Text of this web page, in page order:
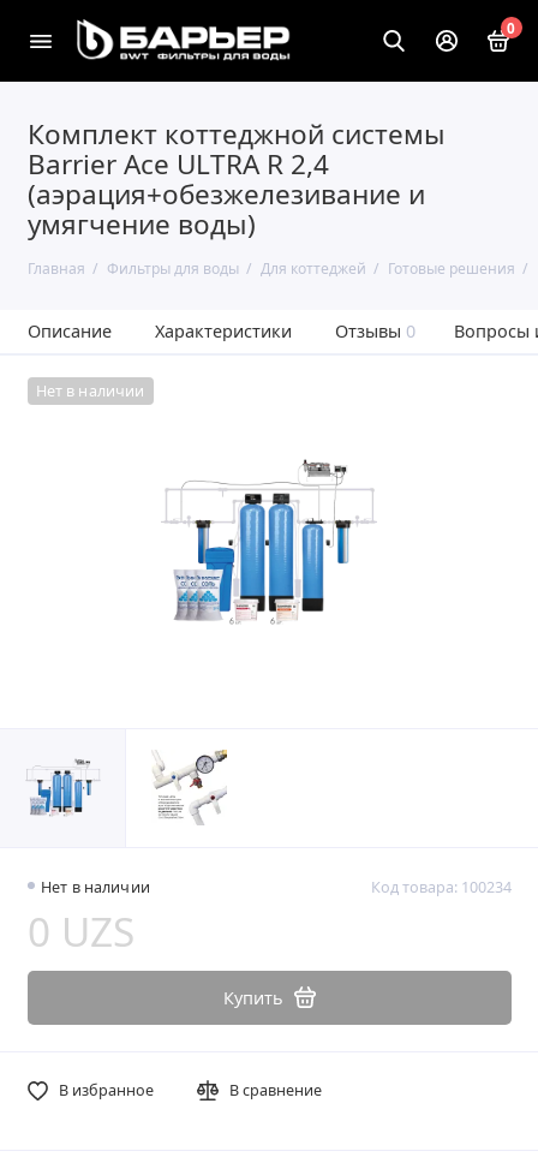
0
Комплект коттеджной системы
Barrier Ace ULTRA R 2,4
(аэрация+обезжелезивание и
умягчение воды)
Главная Фильтры для воды Для коттеджей Готовые решения
Описание Характеристики Отзывы 0 Вопросы
Нет в наличии
Нет в наличии Код товара: 100234
0 UZS
Купить
В избранное В сравнение